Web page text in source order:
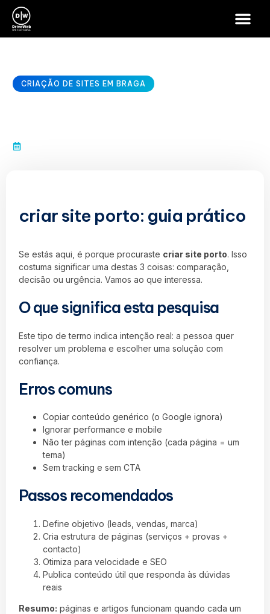
CRIAÇÃO DE SITES EM BRAGA
criar site porto: guia prático
Se estás aqui, é porque procuraste criar site porto. Isso
costuma significar uma destas 3 coisas: comparação,
decisão ou urgência. Vamos ao que interessa.
O que significa esta pesquisa
Este tipo de termo indica intenção real: a pessoa quer
resolver um problema e escolher uma solução com
confiança.
Erros comuns
Copiar conteúdo genérico (o Google ignora)
Ignorar performance e mobile
Não ter páginas com intenção (cada página = um
tema)
Sem tracking e sem CTA
Passos recomendados
Define objetivo (leads, vendas, marca)
Cria estrutura de páginas (serviços + provas +
contacto)
Otimiza para velocidade e SEO
Publica conteúdo útil que responda às dúvidas
reais
Resumo: páginas e artigos funcionam quando cada um